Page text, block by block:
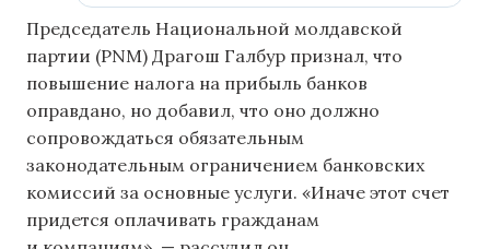
Председатель Национальной молдавской
партии (PNM) Драгош Галбур признал, что
повышение налога на прибыль банков
оправдано, но добавил, что оно должно
сопровождаться обязательным
законодательным ограничением банковских
комиссий за основные услуги. «Иначе этот счет
придется оплачивать гражданам